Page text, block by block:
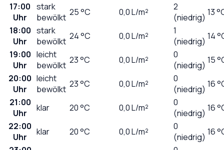
17:00
Uhr
stark
bewölkt 25°C 0,0L/m²
2
(niedrig) 13
18:00
Uhr
stark
bewölkt 24°C 0,0L/m²
1
(niedrig) 14
19:00
Uhr
leicht
bewölkt 23°C 0,0L/m²
0
(niedrig) 15
20:00
Uhr
leicht
bewölkt 23°C 0,0L/m²
0
(niedrig) 16
21:00
Uhr
klar 20°C 0,0L/m²
0
(niedrig) 16
22:00
Uhr
klar 20°C 0,0L/m²
0
(niedrig) 16